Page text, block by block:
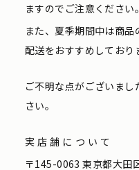
ますのでご注意ください。
また、夏季期間中は商
配送をおすすめしており
ご不明な点がございま
さい。
実店舗について
〒145-0063 東京都大田